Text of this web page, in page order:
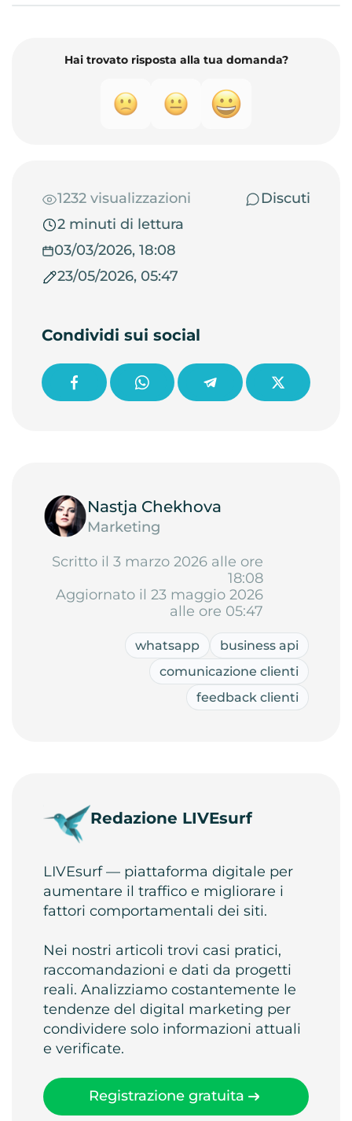
Hai trovato risposta alla tua domanda?
1232 visualizzazioni
Discuti
2 minuti di lettura
03/03/2026, 18:08
23/05/2026, 05:47
Condividi sui social
Nastja Chekhova
Marketing
Scritto il 3 marzo 2026 alle ore
18:08
Aggiornato il 23 maggio 2026
alle ore 05:47
whatsapp
business api
comunicazione clienti
feedback clienti
Redazione LIVEsurf
LIVEsurf — piattaforma digitale per
aumentare il traffico e migliorare i
fattori comportamentali dei siti.
Nei nostri articoli trovi casi pratici,
raccomandazioni e dati da progetti
reali. Analizziamo costantemente le
tendenze del digital marketing per
condividere solo informazioni attuali
e verificate.
Registrazione gratuita